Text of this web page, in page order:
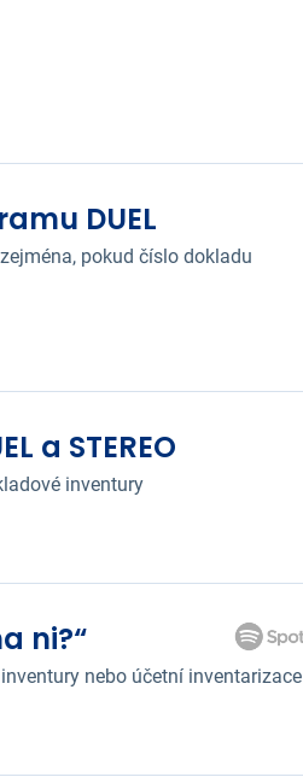
DUEL
pokud číslo dokladu
a STEREO
inventury
ni?“
nebo účetní inventarizace